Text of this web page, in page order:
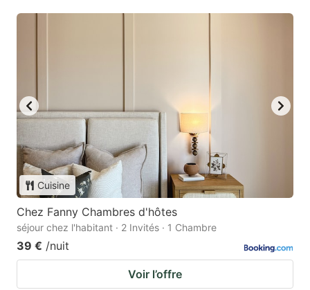
Cuisine
Chez Fanny Chambres d'hôtes
séjour chez l'habitant · 2 Invités · 1 Chambre
39 € /nuit
Voir l’offre